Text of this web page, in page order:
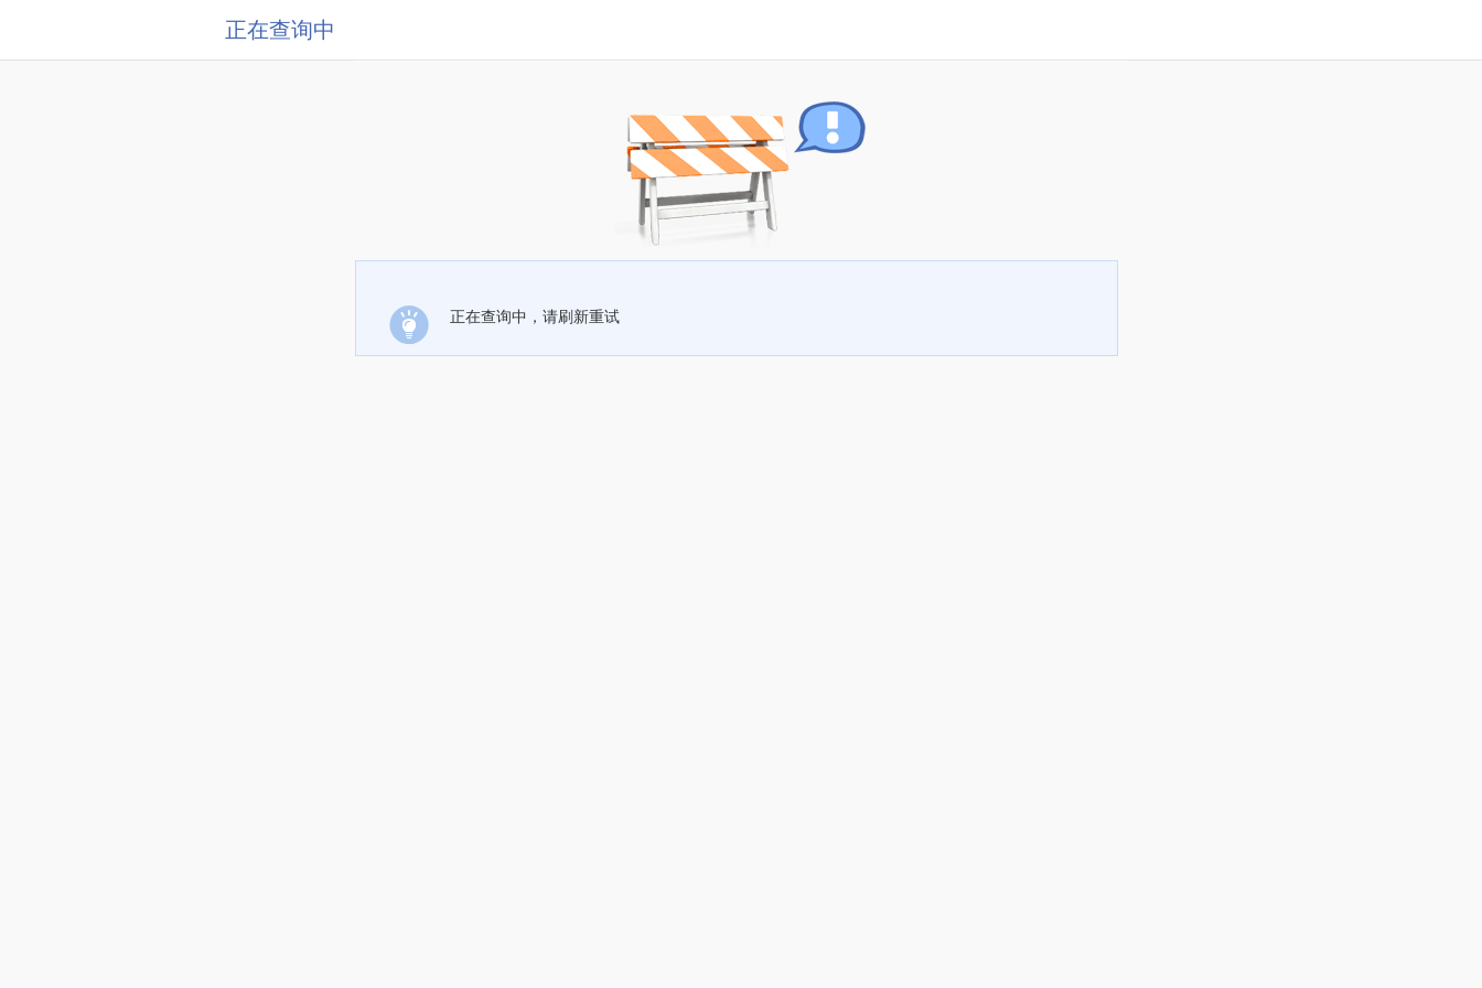
正在查询中
正在查询中，请刷新重试